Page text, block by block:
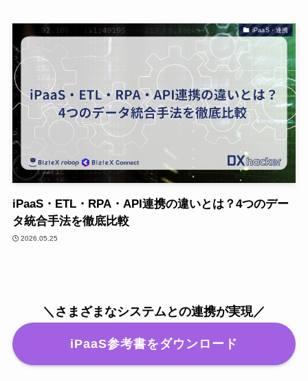
iPaaS・連携
iPaaS・ETL・RPA・API連携の違いとは？4つのデー
タ統合手法を徹底比較
2026.05.25
＼さまざまなシステムとの連携が実現／
iPaaS参考書をダウンロード